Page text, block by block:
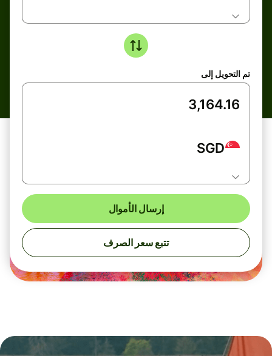
تم التحويل إلى
SGD
إرسال الأموال
تتبع سعر الصرف